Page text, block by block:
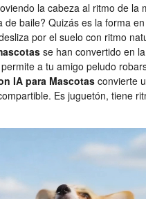
la cabeza al ritmo de
baile? Quizás es la forma
por el suelo con ritmo
se han convertido en
a tu amigo peludo
IA para Mascotasconvierte
Es juguetón, tiene